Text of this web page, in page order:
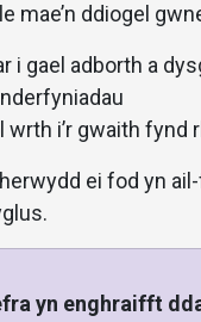
mae’n ddiogel
i gael adborth a
i’r gwaith fynd
ei fod yn
yn enghraifft